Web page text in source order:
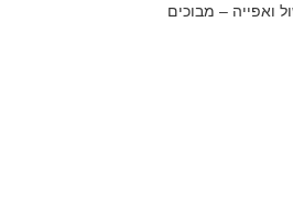
ואפייה – מבוכים